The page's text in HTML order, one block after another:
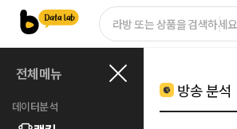
전체메뉴
데이터분석
방송 분석